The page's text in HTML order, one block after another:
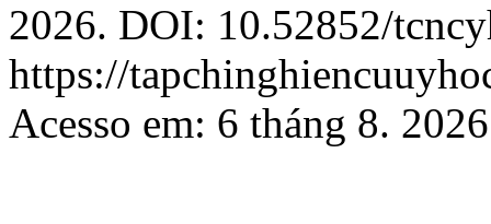
2026. DOI: 10.52852/
https://
Acesso em: 6 tháng 8.